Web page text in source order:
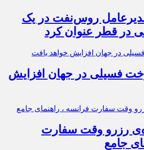
روس‌نفت در یک
در قطر عنوان کرد
فسیلی در جهان افزایش
رزرو وقت سفارت
جامع